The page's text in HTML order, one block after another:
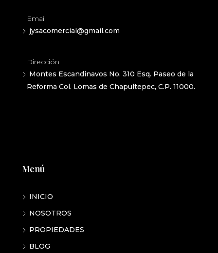
Email
jysacomercial@gmail.com
Dirección
Montes Escandinavos No. 310 Esq. Paseo de la
Reforma Col. Lomas de Chapultepec, C.P. 11000.
Menú
INICIO
NOSOTROS
PROPIEDADES
BLOG